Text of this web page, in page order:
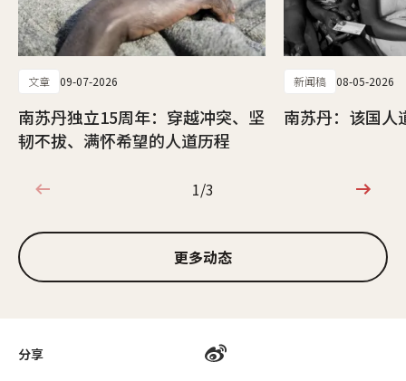
分享
文章 09-07-2026
南苏丹独立15周年：穿越冲突、坚
韧不拔、满怀希望的人道历程
新闻稿 08-05-2026
南苏丹：该国人
1/3
1/3
更多动态